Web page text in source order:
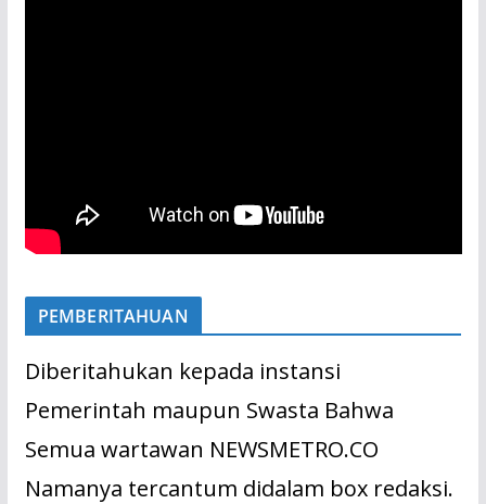
PEMBERITAHUAN
Diberitahukan kepada instansi
Pemerintah maupun Swasta Bahwa
Semua wartawan NEWSMETRO.CO
Namanya tercantum didalam box redaksi.